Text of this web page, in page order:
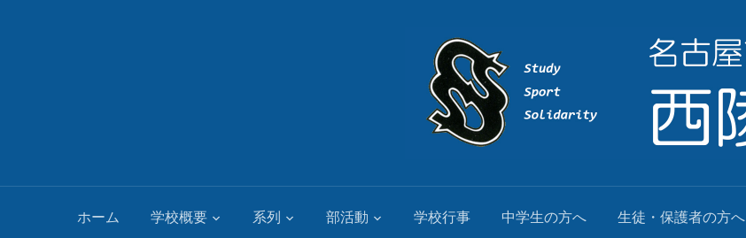
ホーム 学校概要 系列 部活動 学校行事 中学生の方へ 生徒・保護者の方へ